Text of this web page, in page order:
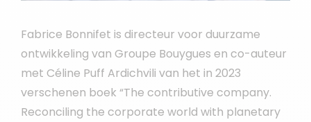
Fabrice Bonnifet is directeur voor duurzame
ontwikkeling van Groupe Bouygues en co-auteur
met Céline Puff Ardichvili van het in 2023
verschenen boek “The contributive company.
Reconciling the corporate world with planetary